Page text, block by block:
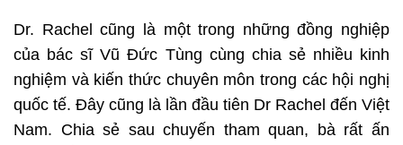
Dr. Rachel cũng là một trong những đồng nghiệp
của bác sĩ Vũ Đức Tùng cùng chia sẻ nhiều kinh
nghiệm và kiến thức chuyên môn trong các hội nghị
quốc tế. Đây cũng là lần đầu tiên Dr Rachel đến Việt
Nam. Chia sẻ sau chuyến tham quan, bà rất ấn